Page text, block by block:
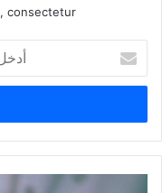
consectetur.
بريدك
الإلكتروني